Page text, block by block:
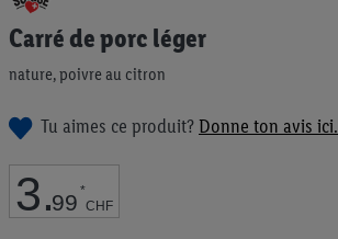
Carré de porc léger
nature, poivre au citron
Tu aimes ce produit?Donne ton avis ici.
3.99 *
CHF
au
début
la
d’images